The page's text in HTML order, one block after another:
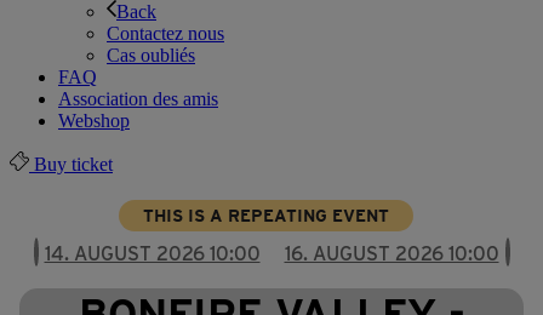
Back
Contactez nous
Cas oubliés
FAQ
Association des amis
Webshop
Buy ticket
THIS IS A REPEATING EVENT
14. AUGUST 2026 10:00 16. AUGUST 2026 10:00